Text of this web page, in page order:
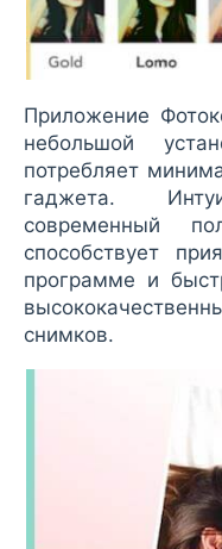
Приложение
небольшой
потребляет
гаджета.
современный
способствует
программе и
снимков.